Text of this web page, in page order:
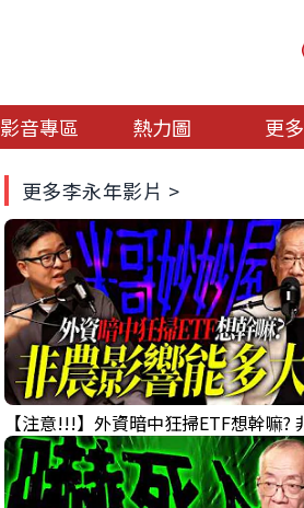
影音專區 熱力圖 更多
更多李永年影片 >